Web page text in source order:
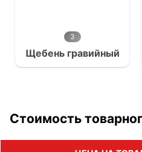
3
Щебень гравийный
Стоимость